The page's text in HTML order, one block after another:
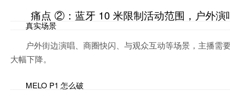
痛点 ②：蓝牙 10 米限制活动范围，户外演
真实场景
户外街边演唱、商圈快闪、与观众互动等场景，主播
大幅下降。
MELO P1 怎么破